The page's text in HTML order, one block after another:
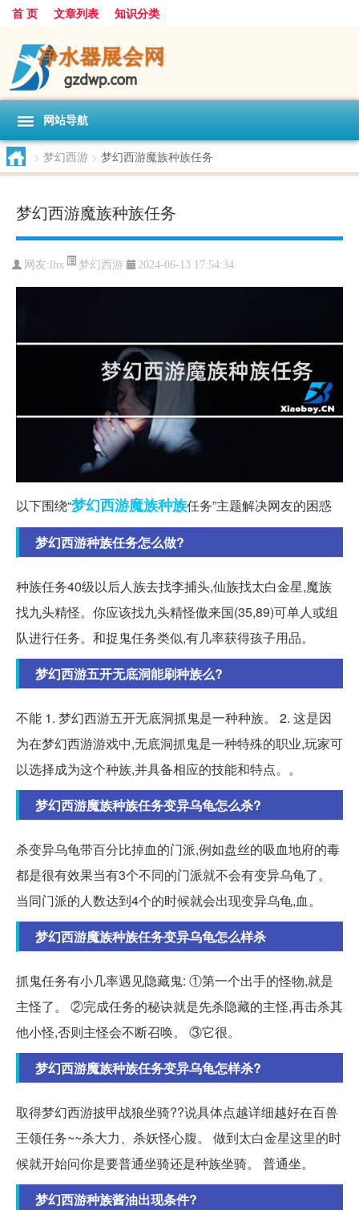
首 页 文章列表 知识分类
网站导航
> 梦幻西游 > 梦幻西游魔族种族任务
梦幻西游魔族种族任务
网友:lhx 梦幻西游 2024-06-13 17:54:34
以下围绕“梦幻西游魔族种族任务”主题解决网友的困惑
梦幻西游种族任务怎么做?
种族任务40级以后人族去找李捕头,仙族找太白金星,魔族
找九头精怪。你应该找九头精怪傲来国(35,89)可单人或组
队进行任务。和捉鬼任务类似,有几率获得孩子用品。
梦幻西游五开无底洞能刷种族么?
不能 1. 梦幻西游五开无底洞抓鬼是一种种族。 2. 这是因
为在梦幻西游游戏中,无底洞抓鬼是一种特殊的职业,玩家可
以选择成为这个种族,并具备相应的技能和特点。。
梦幻西游魔族种族任务变异乌龟怎么杀?
杀变异乌龟带百分比掉血的门派,例如盘丝的吸血地府的毒
都是很有效果当有3个不同的门派就不会有变异乌龟了。
当同门派的人数达到4个的时候就会出现变异乌龟,血。
梦幻西游魔族种族任务变异乌龟怎么样杀
抓鬼任务有小几率遇见隐藏鬼: ①第一个出手的怪物,就是
主怪了。 ②完成任务的秘诀就是先杀隐藏的主怪,再击杀其
他小怪,否则主怪会不断召唤。 ③它很。
梦幻西游魔族种族任务变异乌龟怎样杀?
取得梦幻西游披甲战狼坐骑??说具体点越详细越好在百兽
王领任务~~杀大力、杀妖怪心腹。 做到太白金星这里的时
候就开始问你是要普通坐骑还是种族坐骑。 普通坐。
梦幻西游种族酱油出现条件?